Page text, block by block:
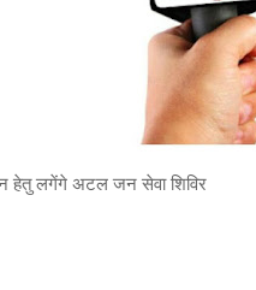
हेतु लगेंगे अटल जन सेवा शिविर